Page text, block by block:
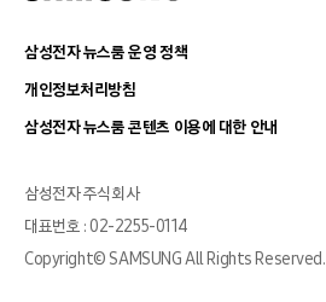
삼성전자 뉴스룸 운영 정책
개인정보처리방침
삼성전자 뉴스룸 콘텐츠 이용에 대한 안내
삼성전자 주식회사
대표번호 : 02-2255-0114
Copyright© SAMSUNG All Rights Reserved.